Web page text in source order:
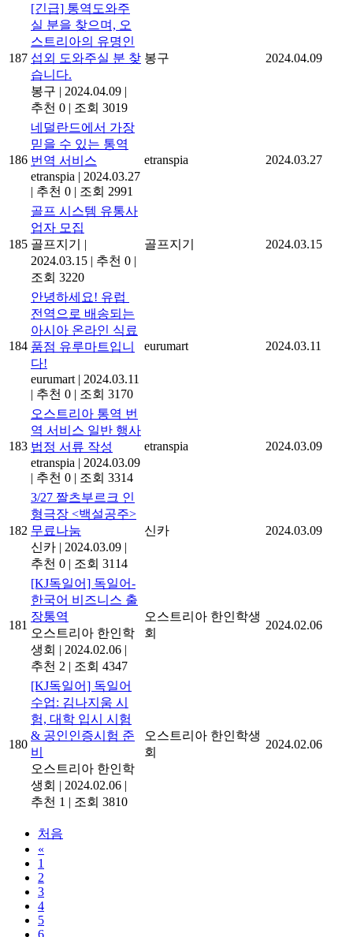
187
[긴급] 통역도와주
실 분을 찾으며, 오
스트리아의 유명인
섭외 도와주실 분 찾
습니다.
봉구 | 2024.04.09 |
추천 0 | 조회 3019
봉구 2024.04.09
186
네덜란드에서 가장
믿을 수 있는 통역
번역 서비스
etranspia | 2024.03.27
| 추천 0 | 조회 2991
etranspia 2024.03.27
185
골프 시스템 유통사
업자 모집
골프지기
|
2024.03.15 | 추천 0 |
조회 3220
골프지기 2024.03.15
184
안녕하세요! 유럽 ​​
전역으로 배송되는
아시아 온라인 식료
품점 유루마트입니
다!
eurumart | 2024.03.11
| 추천 0 | 조회 3170
eurumart 2024.03.11
183
오스트리아 통역 번
역 서비스 일반 행사
법정 서류 작성
etranspia | 2024.03.09
| 추천 0 | 조회 3314
etranspia 2024.03.09
182
3/27 짤츠부르크 인
형극장 <백설공주>
무료나눔
신카 | 2024.03.09 |
추천 0 | 조회 3114
신카 2024.03.09
181
[KJ독일어] 독일어-
한국어 비즈니스 출
장통역
오스트리아 한인학
생회 | 2024.02.06 |
추천 2 | 조회 4347
오스트리아 한인학생
회
2024.02.06
180
[KJ독일어] 독일어
수업: 김나지움 시
험, 대학 입시 시험
& 공인인증시험 준
비
오스트리아 한인학
생회 | 2024.02.06 |
추천 1 | 조회 3810
오스트리아 한인학생
회
2024.02.06
처음
«
1
2
3
4
5
6